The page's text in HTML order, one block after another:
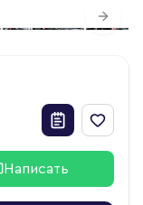
Next
Написать